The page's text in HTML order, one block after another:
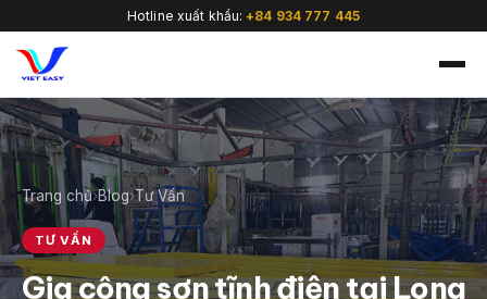
Hotline xuất khẩu:+84 934 777 445
🇻🇳
Trang chủ›Blog›Tư Vấn
TƯ VẤN
Gia công sơn tĩnh điện tại Long